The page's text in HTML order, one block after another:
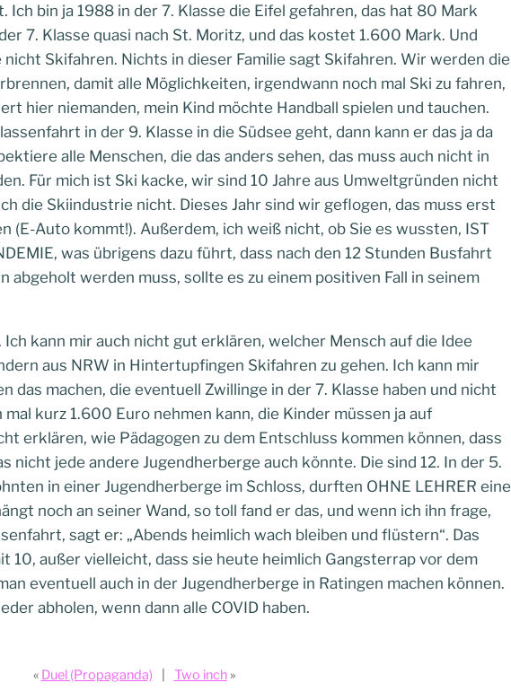
Ich bin ja 1988 in der 7. Klasse die Eifel gefahren, das hat 80 Mark
7. Klasse quasi nach St. Moritz, und das kostet 1.600 Mark. Und
Skifahren. Nichts in dieser Familie sagt Skifahren. Wir werden die
damit alle Möglichkeiten, irgendwann noch mal Ski zu fahren,
hier niemanden, mein Kind möchte Handball spielen und tauchen.
in der 9. Klasse in die Südsee geht, dann kann er das ja da
alle Menschen, die das anders sehen, das muss auch nicht in
Für mich ist Ski kacke, wir sind 10 Jahre aus Umweltgründen nicht
die Skiindustrie nicht. Dieses Jahr sind wir geflogen, das muss erst
(E-Auto kommt!). Außerdem, ich weiß nicht, ob Sie es wussten, IST
was übrigens dazu führt, dass nach den 12 Stunden Busfahrt
abgeholt werden muss, sollte es zu einem positiven Fall in seinem
kann mir auch nicht gut erklären, welcher Mensch auf die Idee
aus NRW in Hintertupfingen Skifahren zu gehen. Ich kann mir
das machen, die eventuell Zwillinge in der 7. Klasse haben und nicht
kurz 1.600 Euro nehmen kann, die Kinder müssen ja auf
erklären, wie Pädagogen zu dem Entschluss kommen können, dass
nicht jede andere Jugendherberge auch könnte. Die sind 12. In der 5.
in einer Jugendherberge im Schloss, durften OHNE LEHRER eine
noch an seiner Wand, so toll fand er das, und wenn ich ihn frage,
sagt er: „Abends heimlich wach bleiben und flüstern“. Das
10, außer vielleicht, dass sie heute heimlich Gangsterrap vor dem
eventuell auch in der Jugendherberge in Ratingen machen können.
abholen, wenn dann alle COVID haben.
Duel (Propaganda) Two inch